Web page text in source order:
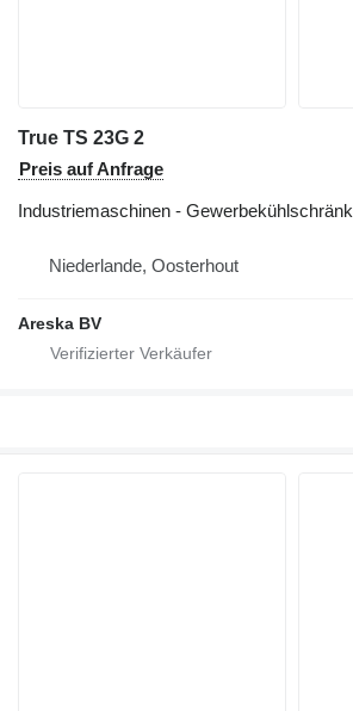
True TS 23G 2
Preis auf Anfrage
Industriemaschinen - Gewerbekühlschränk
Niederlande, Oosterhout
Areska BV